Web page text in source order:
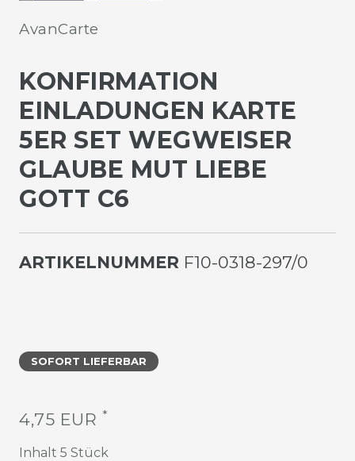
AvanCarte
KONFIRMATION
EINLADUNGEN KARTE
5ER SET WEGWEISER
GLAUBE MUT LIEBE
GOTT C6
ARTIKELNUMMER F10-0318-297/0
SOFORT LIEFERBAR
4,75 EUR *
Inhalt 5 Stück